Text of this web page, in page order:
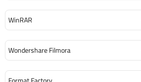
WinRAR
Wondershare Filmora